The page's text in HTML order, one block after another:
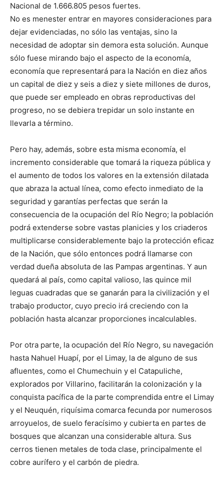
Nacional de 1.666.805 pesos fuertes.
No es menester entrar en mayores consideraciones para
dejar evidenciadas, no sólo las ventajas, sino la
necesidad de adoptar sin demora esta solución. Aunque
sólo fuese mirando bajo el aspecto de la economía,
economía que representará para la Nación en diez años
un capital de diez y seis a diez y siete millones de duros,
que puede ser empleado en obras reproductivas del
progreso, no se debiera trepidar un solo instante en
llevarla a término.
Pero hay, además, sobre esta misma economía, el
incremento considerable que tomará la riqueza pública y
el aumento de todos los valores en la extensión dilatada
que abraza la actual línea, como efecto inmediato de la
seguridad y garantías perfectas que serán la
consecuencia de la ocupación del Río Negro; la población
podrá extenderse sobre vastas planicies y los criaderos
multiplicarse considerablemente bajo la protección eficaz
de la Nación, que sólo entonces podrá llamarse con
verdad dueña absoluta de las Pampas argentinas. Y aun
quedará al país, como capital valioso, las quince mil
leguas cuadradas que se ganarán para la civilización y el
trabajo productor, cuyo precio irá creciendo con la
población hasta alcanzar proporciones incalculables.
Por otra parte, la ocupación del Río Negro, su navegación
hasta Nahuel Huapí, por el Limay, la de alguno de sus
afluentes, como el Chumechuin y el Catapuliche,
explorados por Villarino, facilitarán la colonización y la
conquista pacífica de la parte comprendida entre el Limay
y el Neuquén, riquísima comarca fecunda por numerosos
arroyuelos, de suelo feracísimo y cubierta en partes de
bosques que alcanzan una considerable altura. Sus
cerros tienen metales de toda clase, principalmente el
cobre aurífero y el carbón de piedra.